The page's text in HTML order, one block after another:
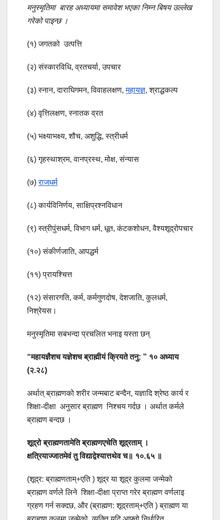
मनुस्मृतिमा बारह अध्यायमा समावेश भएका निम्न बिषय उल्लेख
गरेको पाइन्छ ।
(१) जगतको उत्पत्ति
(२) संस्कारविधि, व्रतचर्या, उपचार
(३) स्नान, दाराघिगमन, विवाहलक्षण,महायज्ञ, श्राद्धकल्प
(४) वृत्तिलक्षण, स्नातक व्रत
(५) भक्ष्याभक्ष्य, शौच, अशुद्धि, स्त्रीधर्म
(६) गृहस्थाश्रम, वानप्रस्थ, मोक्ष, संन्यास
(७)राजधर्म
(८) कार्यविनिर्णय, साक्षिप्रश्नविधान
(९) स्त्रीपुंसधर्म, विभाग धर्म, धूत, कंटकशोधन, वैश्यशूद्रोपचार
(१०) संकीर्णजाति, आपद्धर्म
(११) प्रायश्चित्त
(१२) संसारगति, कर्म, कर्मगुणदोष, देशजाति, कुलधर्म,
निश्रेयस।
मनुस्मृतिमा सबभन्दा प्रचलित भनाइ यस्ता छन्
“महायज्ञैशच यज्ञेशच ब्राह्मीयं क्रियते तनु: ” १० अध्याय
(२.२८)
अर्थात्‌ ब्राह्मणको शरीर जन्मबाट बन्दैन, यज्ञादि श्रेष्ठ कार्य र
शिक्षा-दीक्षा अनुसार ब्राह्मण निश्चय गर्दछ । अर्थात कर्मले
ब्राह्मण बन्दछ ।
शूद्रो ब्राह्मणतामेति ब्राह्मणएचेति शूद्रताम्‌ ।
क्षत्रियाज्जातमेवं तु विद्याद्वेश्यात्तथेव च॥ १०.६५ ॥
(शूद्र: ब्राह्मणताम्‌+एति ) शूद्र या शूद्र कुलमा जन्मेको
ब्राह्मण वर्णले लिने शिक्षा-दीक्षा प्राप्त गरेर ब्राह्मण वर्णलाइ
ग्रहण गर्न सक्दछ, और (ब्राह्मण: शूद्रताम्‌+एति ) ब्राह्मण या